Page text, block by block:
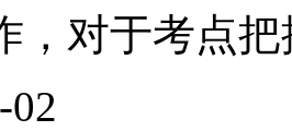
，对于考点
02